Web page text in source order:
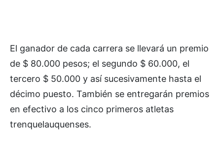
El ganador de cada carrera se llevará un premio
de $ 80.000 pesos; el segundo $ 60.000, el
tercero $ 50.000 y así sucesivamente hasta el
décimo puesto. También se entregarán premios
en efectivo a los cinco primeros atletas
trenquelauquenses.